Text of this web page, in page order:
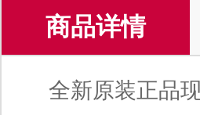
商品详情
全新原装正品